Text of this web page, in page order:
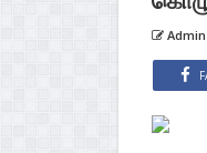
Admin